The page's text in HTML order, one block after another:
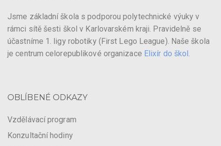
Jsme základní škola s podporou polytechnické výuky v
rámci sítě šesti škol v Karlovarském kraji. Pravidelně se
účastníme 1. ligy robotiky (First Lego League). Naše škola
je centrum celorepublikové organizace Elixír do škol .
OBLÍBENÉ ODKAZY
Vzdělávací program
Konzultační hodiny